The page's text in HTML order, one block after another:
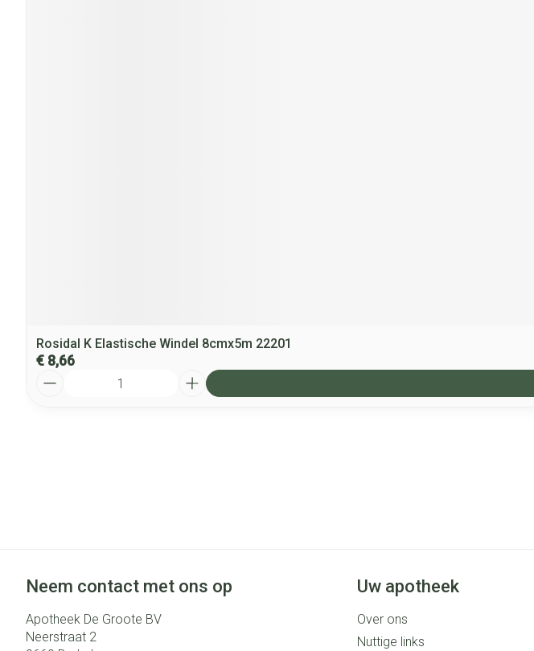
Rosidal K Elastische Windel 8cmx5m 22201
€ 8,66
Neem contact met ons op
Apotheek De Groote BV
Neerstraat 2
Uw apotheek
Over ons
Nuttige links